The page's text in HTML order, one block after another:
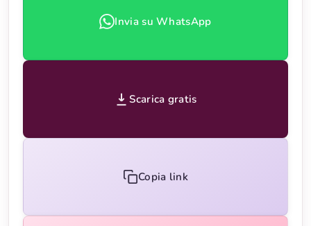
Invia su WhatsApp
Scarica gratis
Copia link